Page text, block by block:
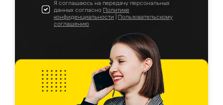
Я соглашаюсь на передачу персональных
данных согласно Политике
конфиденциальности
Пользовательскому
соглашению